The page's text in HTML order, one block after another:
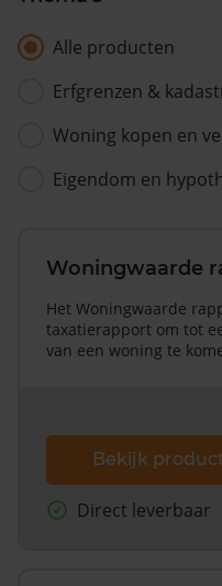
Alle producten
Erfgrenzen &
Woning kopen en
Eigendom en
Woningwaarde
Het Woningwaarde
taxatierapport om tot
van een woning te
Bekijk
Direct leverbaar